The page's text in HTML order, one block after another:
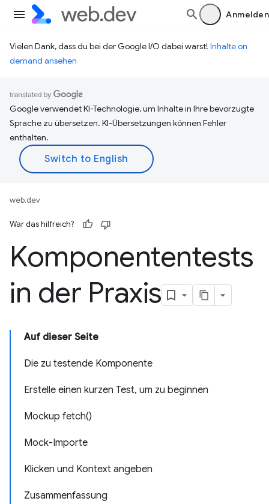
Anmelden
Vielen Dank, dass du bei der Google I/O dabei warst! Inhalte on
demand ansehen
Google verwendet KI-Technologie, um Inhalte in Ihre bevorzugte
Sprache zu übersetzen. KI-Übersetzungen können Fehler
enthalten.
web.dev
War das hilfreich?
Komponententests
in der Praxis
Auf dieser Seite
Die zu testende Komponente
Erstelle einen kurzen Test, um zu beginnen
Mockup fetch()
Mock-Importe
Klicken und Kontext angeben
Zusammenfassung